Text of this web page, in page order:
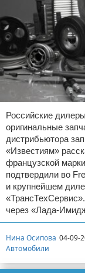
Российские
оригинальные
дистрибьютора
«Известиям»
французской
подтвердили во
и крупнейшем
через «Лада-
Нина Осипова 04-09-
Автомобили